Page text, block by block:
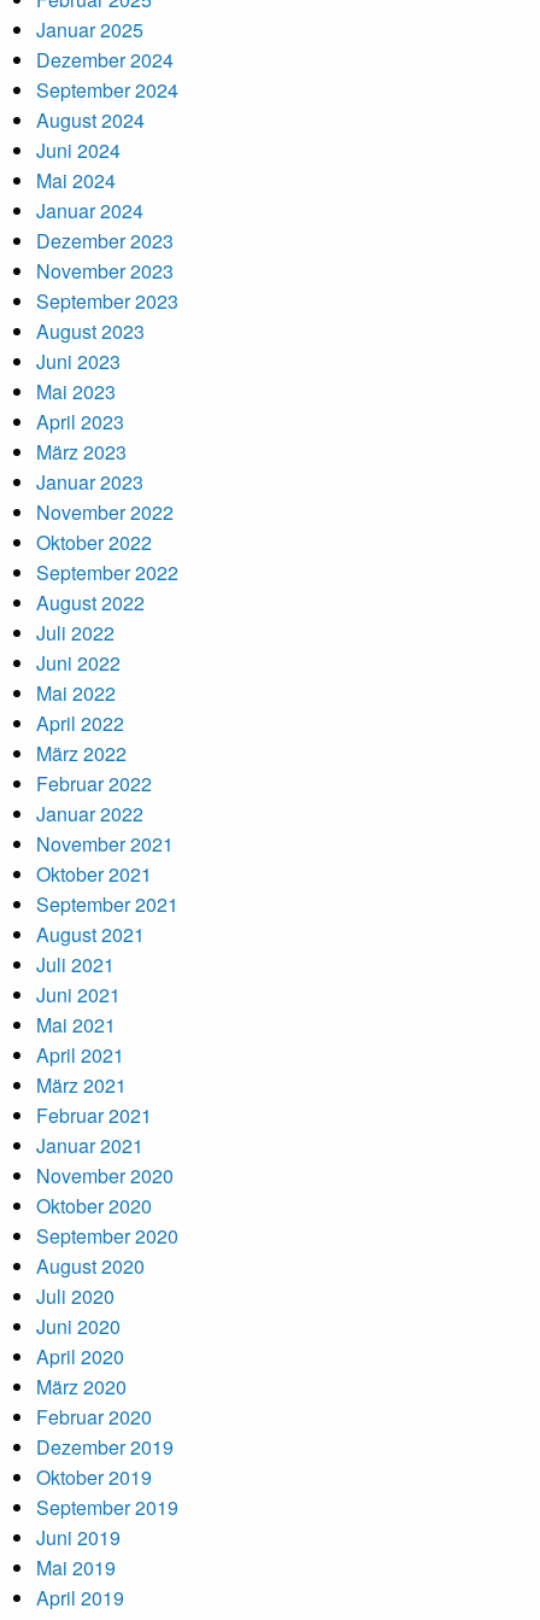
Januar 2025
Dezember 2024
September 2024
August 2024
Juni 2024
Mai 2024
Januar 2024
Dezember 2023
November 2023
September 2023
August 2023
Juni 2023
Mai 2023
April 2023
März 2023
Januar 2023
November 2022
Oktober 2022
September 2022
August 2022
Juli 2022
Juni 2022
Mai 2022
April 2022
März 2022
Februar 2022
Januar 2022
November 2021
Oktober 2021
September 2021
August 2021
Juli 2021
Juni 2021
Mai 2021
April 2021
März 2021
Februar 2021
Januar 2021
November 2020
Oktober 2020
September 2020
August 2020
Juli 2020
Juni 2020
April 2020
März 2020
Februar 2020
Dezember 2019
Oktober 2019
September 2019
Juni 2019
Mai 2019
April 2019